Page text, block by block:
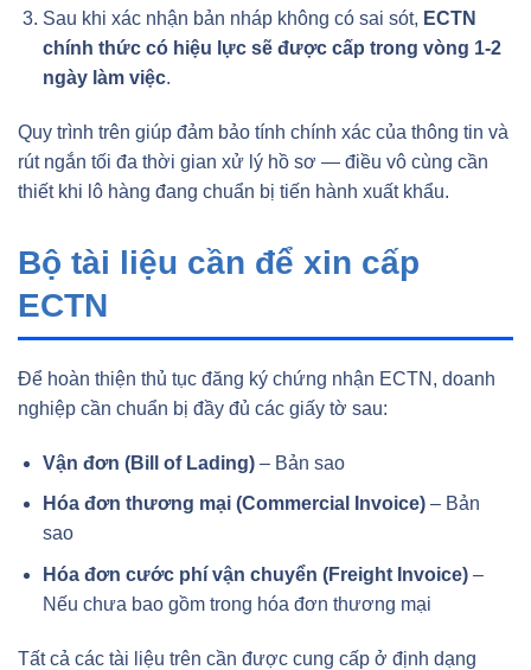
Sau khi xác nhận bản nháp không có sai sót, ECTN
chính thức có hiệu lực sẽ được cấp trong vòng 1-2
ngày làm việc.
Quy trình trên giúp đảm bảo tính chính xác của thông tin và
rút ngắn tối đa thời gian xử lý hồ sơ — điều vô cùng cần
thiết khi lô hàng đang chuẩn bị tiến hành xuất khẩu.
Bộ tài liệu cần để xin cấp
ECTN
Để hoàn thiện thủ tục đăng ký chứng nhận ECTN, doanh
nghiệp cần chuẩn bị đầy đủ các giấy tờ sau:
Vận đơn (Bill of Lading)– Bản sao
Hóa đơn thương mại (Commercial Invoice)– Bản
sao
Hóa đơn cước phí vận chuyển (Freight Invoice)–
Nếu chưa bao gồm trong hóa đơn thương mại
Tất cả các tài liệu trên cần được cung cấp ở định dạng